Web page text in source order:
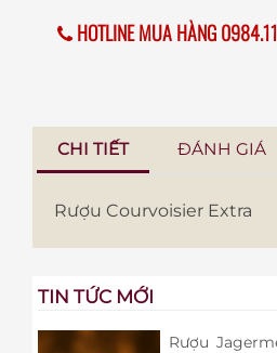
HOTLINE MUA HÀNG
CHI TIẾT ĐÁNH GIÁ
Rượu Courvoisier Extra
TIN TỨC MỚI
Rượu